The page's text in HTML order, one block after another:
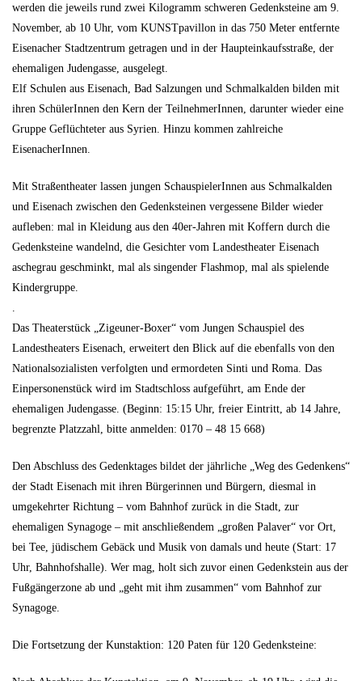
werden die jeweils rund zwei Kilogramm schweren Gedenksteine am 9.
November, ab 10 Uhr, vom KUNSTpavillon in das 750 Meter entfernte
Eisenacher Stadtzentrum getragen und in der Haupteinkaufsstraße, der
ehemaligen Judengasse, ausgelegt.
Elf Schulen aus Eisenach, Bad Salzungen und Schmalkalden bilden mit
ihren SchülerInnen den Kern der TeilnehmerInnen, darunter wieder eine
Gruppe Geflüchteter aus Syrien. Hinzu kommen zahlreiche
EisenacherInnen.
Mit Straßentheater lassen jungen SchauspielerInnen aus Schmalkalden
und Eisenach zwischen den Gedenksteinen vergessene Bilder wieder
aufleben: mal in Kleidung aus den 40er-Jahren mit Koffern durch die
Gedenksteine wandelnd, die Gesichter vom Landestheater Eisenach
aschegrau geschminkt, mal als singender Flashmop, mal als spielende
Kindergruppe.
Das Theaterstück „Zigeuner-Boxer“ vom Jungen Schauspiel des
Landestheaters Eisenach, erweitert den Blick auf die ebenfalls von den
Nationalsozialisten verfolgten und ermordeten Sinti und Roma. Das
Einpersonenstück wird im Stadtschloss aufgeführt, am Ende der
ehemaligen Judengasse. (Beginn: 15:15 Uhr, freier Eintritt, ab 14 Jahre,
begrenzte Platzzahl, bitte anmelden: 0170 – 48 15 668)
Den Abschluss des Gedenktages bildet der jährliche „Weg des Gedenkens“
der Stadt Eisenach mit ihren Bürgerinnen und Bürgern, diesmal in
umgekehrter Richtung – vom Bahnhof zurück in die Stadt, zur
ehemaligen Synagoge – mit anschließendem „großen Palaver“ vor Ort,
bei Tee, jüdischem Gebäck und Musik von damals und heute (Start: 17
Uhr, Bahnhofshalle). Wer mag, holt sich zuvor einen Gedenkstein aus der
Fußgängerzone ab und „geht mit ihm zusammen“ vom Bahnhof zur
Synagoge.
Die Fortsetzung der Kunstaktion: 120 Paten für 120 Gedenksteine: